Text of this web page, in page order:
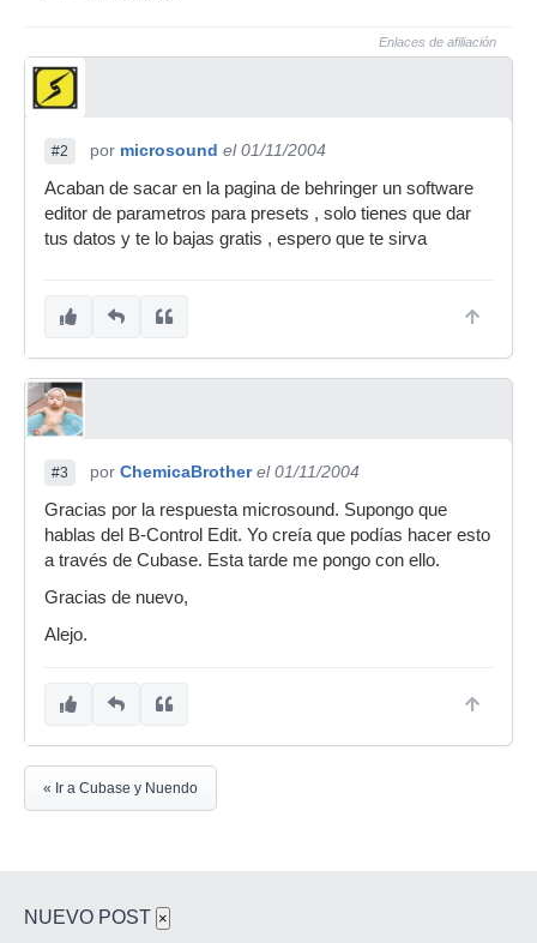
Enlaces de afiliación
#2 por microsound el 01/11/2004
Acaban de sacar en la pagina de behringer un software
editor de parametros para presets , solo tienes que dar
tus datos y te lo bajas gratis , espero que te sirva
#3 por ChemicaBrother el 01/11/2004
Gracias por la respuesta microsound. Supongo que
hablas del B-Control Edit. Yo creía que podías hacer esto
a través de Cubase. Esta tarde me pongo con ello.
Gracias de nuevo,
Alejo.
« Ir a Cubase y Nuendo
NUEVO POST ×